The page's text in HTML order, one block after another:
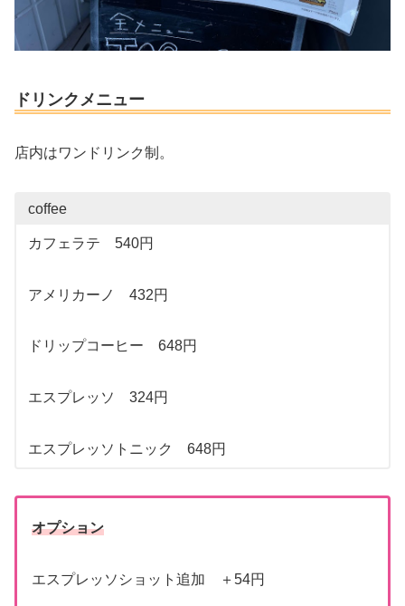
ドリンクメニュー
店内はワンドリンク制。
coffee
カフェラテ 540円
アメリカーノ 432円
ドリップコーヒー 648円
エスプレッソ 324円
エスプレッソトニック 648円
オプション
エスプレッソショット追加 ＋54円